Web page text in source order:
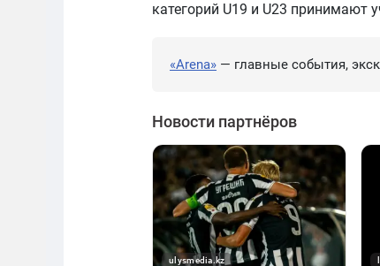
категорий U19 и U23 принимают
«Arena» — главные события,